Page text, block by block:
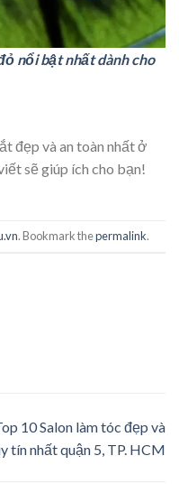
nổi bật nhất dành cho
đẹp và an toàn nhất ở
sẽ giúp ích cho bạn!
. Bookmark thepermalink.
10 Salon làm tóc đẹp và
tín nhất quận 5, TP. HCM